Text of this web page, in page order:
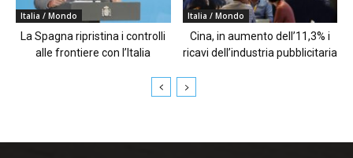
Italia / Mondo
La Spagna ripristina i controlli
alle frontiere con l’Italia
Italia / Mondo
Cina, in aumento dell’11,3% i
ricavi dell’industria pubblicitaria